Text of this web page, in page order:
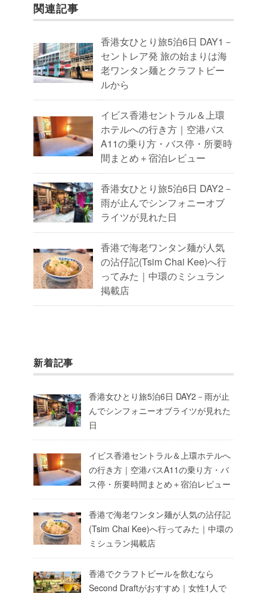
関連記事
香港女ひとり旅5泊6日 DAY1－
セントレア発 旅の始まりは海
老ワンタン麺とクラフトビー
ルから
イビス香港セントラル＆上環
ホテルへの行き方｜空港バス
A11の乗り方・バス停・所要時
間まとめ＋宿泊レビュー
香港女ひとり旅5泊6日 DAY2－
雨が止んでシンフォニーオブ
ライツが見れた日
香港で海老ワンタン麺が人気
の沾仔記(Tsim Chai Kee)へ行
ってみた｜中環のミシュラン
掲載店
新着記事
香港女ひとり旅5泊6日 DAY2－雨が止
んでシンフォニーオブライツが見れた
日
イビス香港セントラル＆上環ホテルへ
の行き方｜空港バスA11の乗り方・バ
ス停・所要時間まとめ＋宿泊レビュー
香港で海老ワンタン麺が人気の沾仔記
(Tsim Chai Kee)へ行ってみた｜中環の
ミシュラン掲載店
香港でクラフトビールを飲むなら
Second Draftがおすすめ｜女性1人で